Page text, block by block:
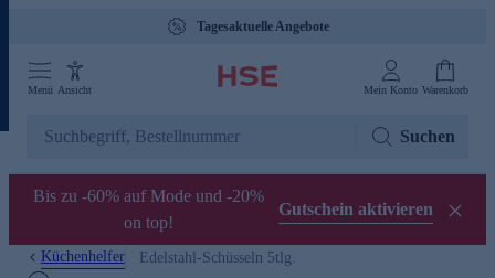
Tagesaktuelle Angebote
Menü Ansicht Mein Konto Warenkorb
Suchen
Bis zu -60% auf Mode und -20%
on top!
Gutschein aktivieren
Küchenhelfer Edelstahl-Schüsseln 5tlg.